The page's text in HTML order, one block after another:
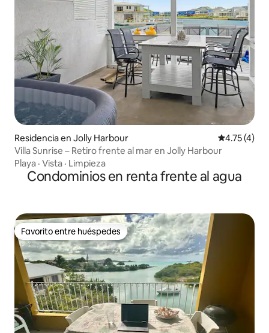
Residencia en Jolly Harbour Calificación
4.75 (4)
Villa Sunrise – Retiro frente al mar en Jolly Harbour
Playa · Vista · Limpieza
Condominios en renta frente al agua
Favorito entre huéspedes
Favorito entre huéspedes